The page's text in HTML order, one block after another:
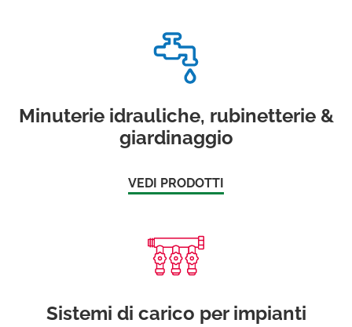
Minuterie idrauliche, rubinetterie &
giardinaggio
VEDI PRODOTTI
Sistemi di carico per impianti